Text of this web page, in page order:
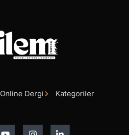
Online Dergi Kategoriler